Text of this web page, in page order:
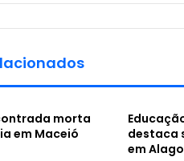
morta
em Maceió
destaca
em